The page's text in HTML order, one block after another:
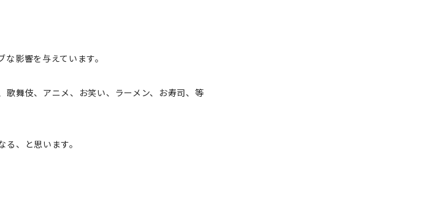
影響を与えています。
舞伎、アニメ、お笑い、ラーメン、お寿司、等
、と思います。